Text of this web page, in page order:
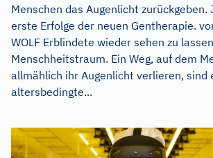
Menschen das Augenlicht zurückgeben.
erste Erfolge der neuen Gentherapie.
WOLF Erblindete wieder sehen zu
Menschheitstraum. Ein Weg, auf dem
allmählich ihr Augenlicht verlieren, sind
altersbedingte...